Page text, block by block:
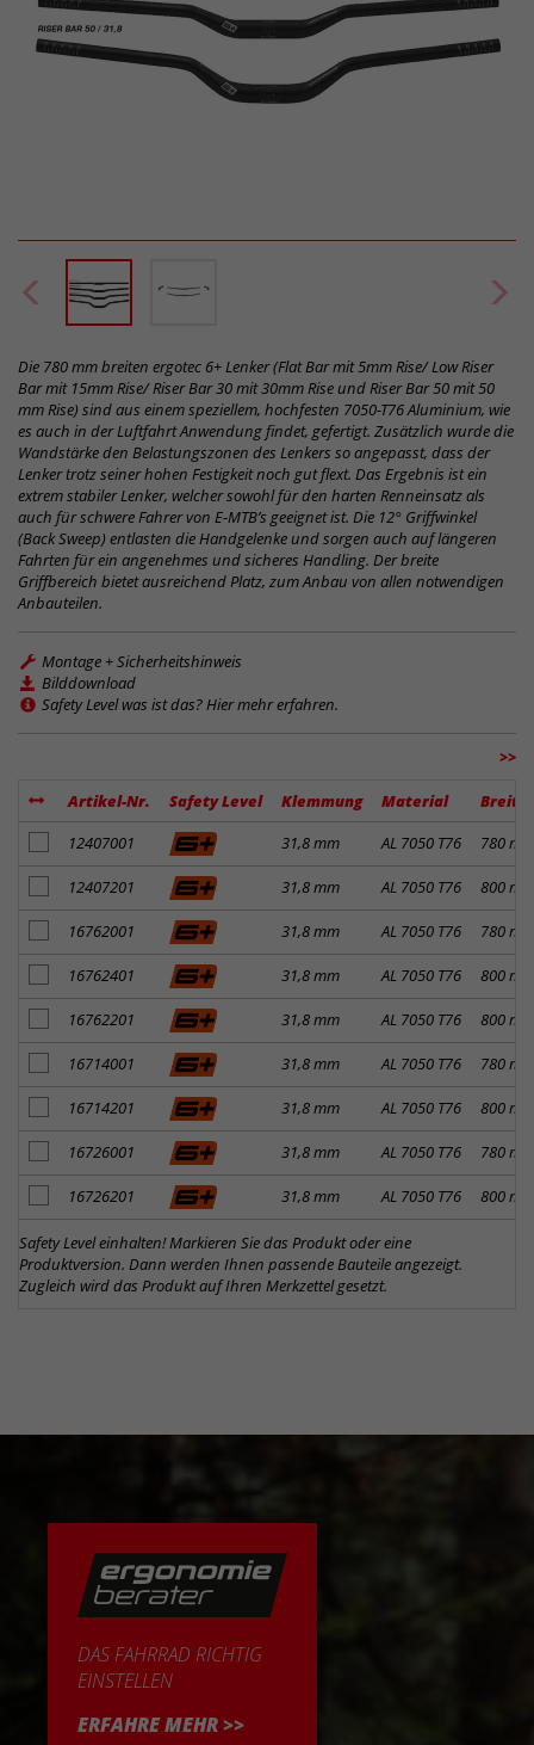
Die 780 mm breiten ergotec 6+ Lenker (Flat Bar mit 5mm Rise/ Low Riser
Bar mit 15mm Rise/ Riser Bar 30 mit 30mm Rise und Riser Bar 50 mit 50
mm Rise) sind aus einem speziellem, hochfesten 7050-T76 Aluminium, wie
es auch in der Luftfahrt Anwendung findet, gefertigt. Zusätzlich wurde die
Wandstärke den Belastungszonen des Lenkers so angepasst, dass der
Lenker trotz seiner hohen Festigkeit noch gut flext. Das Ergebnis ist ein
extrem stabiler Lenker, welcher sowohl für den harten Renneinsatz als
auch für schwere Fahrer von E-MTB’s geeignet ist. Die 12° Griffwinkel
(Back Sweep) entlasten die Handgelenke und sorgen auch auf längeren
Fahrten für ein angenehmes und sicheres Handling. Der breite
Griffbereich bietet ausreichend Platz, zum Anbau von allen notwendigen
Anbauteilen.
Montage + Sicherheitshinweis
Bilddownload
Safety Level was ist das? Hier mehr erfahren.
>>
Artikel-Nr. Safety Level Klemmung Material
Breite
Artikel zum Merkzettel hinzufügen
12407001 31,8 mm AL 7050 T76 780 mm
Artikel zum Merkzettel hinzufügen
12407201 31,8 mm AL 7050 T76 800 mm
Artikel zum Merkzettel hinzufügen
16762001 31,8 mm AL 7050 T76 780 mm
Artikel zum Merkzettel hinzufügen
16762401 31,8 mm AL 7050 T76 800 mm
Artikel zum Merkzettel hinzufügen
16762201 31,8 mm AL 7050 T76 800 mm
Artikel zum Merkzettel hinzufügen
16714001 31,8 mm AL 7050 T76 780 mm
Artikel zum Merkzettel hinzufügen
16714201 31,8 mm AL 7050 T76 800 mm
Artikel zum Merkzettel hinzufügen
16726001 31,8 mm AL 7050 T76 780 mm
Artikel zum Merkzettel hinzufügen
16726201 31,8 mm AL 7050 T76 800 mm
Safety Level einhalten! Markieren Sie das Produkt oder eine
Produktversion. Dann werden Ihnen passende Bauteile angezeigt.
Zugleich wird das Produkt auf Ihren Merkzettel gesetzt.
DAS FAHRRAD RICHTIG
EINSTELLEN
ERFAHRE MEHR >>